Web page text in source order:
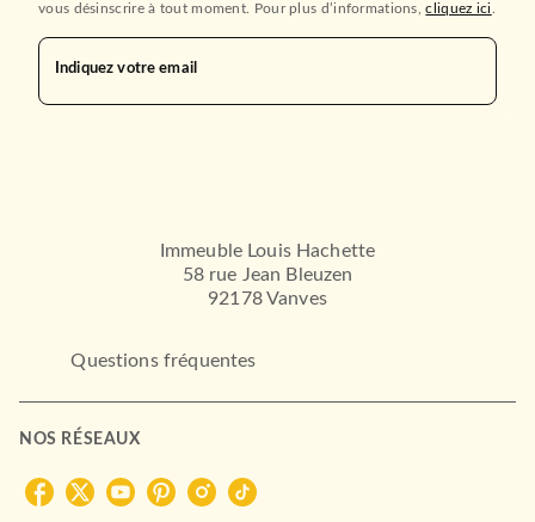
vous désinscrire à tout moment. Pour plus d’informations,cliquez ici
Indiquez votre email
Immeuble Louis Hachette
58 rue Jean Bleuzen
92178 Vanves
Questions fréquentes
NOS RÉSEAUX